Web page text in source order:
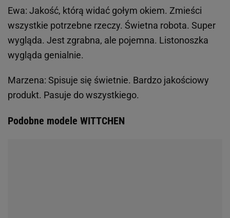
Ewa: Jakość, którą widać gołym okiem. Zmieści
wszystkie potrzebne rzeczy. Świetna robota. Super
wygląda. Jest zgrabna, ale pojemna. Listonoszka
wygląda genialnie.
Marzena: Spisuje się świetnie. Bardzo jakościowy
produkt. Pasuje do wszystkiego.
Podobne modele WITTCHEN